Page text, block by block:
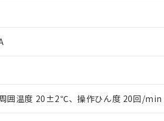
囲温度 20±2℃、操作ひん度 20回/min
意のうえご利用ください。
機器事業取扱商品の当社在庫状況および
10物質）の非含有に非対応の商品で、
10物質）の非含有の対応状況を調査中
物で、有害物質有無と関係のない商品
部品としていたものが、含有品と判明
以下、 カドミウム(Cd) 100ppm以下、
化ビフェニル類(PBB) 1000ppm以下、ポリ臭化
国RoHSの基準値以下であることを示
部門へお問い合わせください。
うち、外国為替および外国貿易法に定
の提供する場合は、日本国政府の輸出許